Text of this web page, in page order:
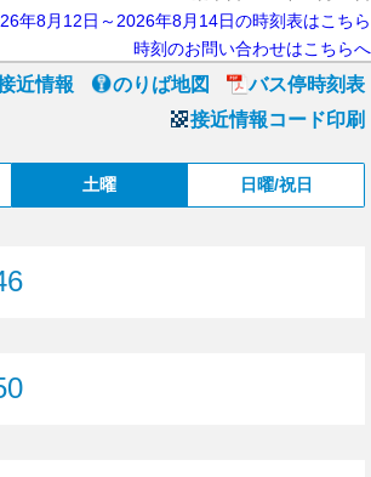
年8月12日～2026年8月14日の時刻表はこちら
時刻のお問い合わせはこちらへ
近情報 のりば地図
バス停時刻表
接近情報コード印刷
土曜 日曜/祝日